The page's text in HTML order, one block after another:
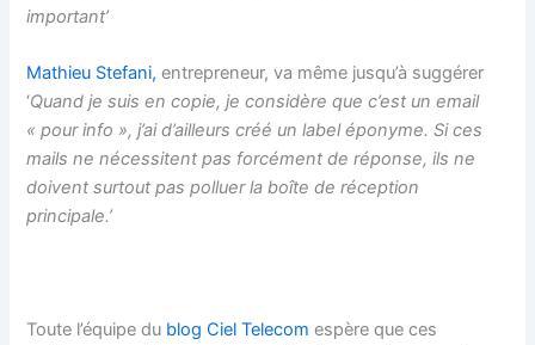
important’
Mathieu Stefani, entrepreneur, va même jusqu’à suggérer
‘Quand je suis en copie, je considère que c’est un email
« pour info », j’ai d’ailleurs créé un label éponyme. Si ces
mails ne nécessitent pas forcément de réponse, ils ne
doivent surtout pas polluer la boîte de réception
principale.’
Toute l’équipe du blog Ciel Telecom espère que ces